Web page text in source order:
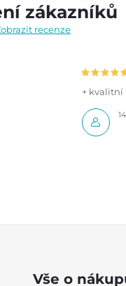
zákazníků
recenze
+ kvalitní
Vše o